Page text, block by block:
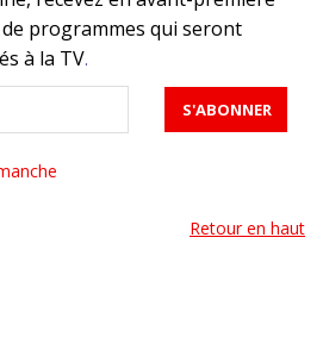
programmes qui seront
à la TV.
Retour en haut